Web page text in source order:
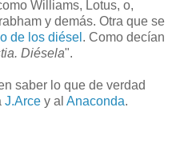
Williams, Lotus, o,
y demás. Otra que se
de los diésel . Como decían
Diésela".
saber lo que de verdad
J.Arce y al Anaconda.